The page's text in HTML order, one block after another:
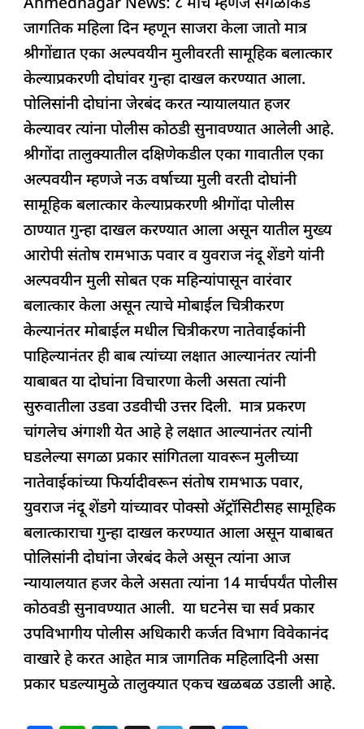
c
e
b
o
o
k
at
s
A
p
p
k
e
dI
n
re
a
d
s
e
g
ra
m
ar
e
Ahmednagar News: ८ मार्च म्हणजे सगळीकडे
जागतिक महिला दिन म्हणून साजरा केला जातो मात्र
श्रीगोंद्यात एका अल्पवयीन मुलीवरती सामूहिक बलात्कार
केल्याप्रकरणी दोघांवर गुन्हा दाखल करण्यात आला.
पोलिसांनी दोघांना जेरबंद करत न्यायालयात हजर
केल्यावर त्यांना पोलीस कोठडी सुनावण्यात आलेली आहे.
श्रीगोंदा तालुक्यातील दक्षिणेकडील एका गावातील एका
अल्पवयीन म्हणजे नऊ वर्षाच्या मुली वरती दोघांनी
सामूहिक बलात्कार केल्याप्रकरणी श्रीगोंदा पोलीस
ठाण्यात गुन्हा दाखल करण्यात आला असून यातील मुख्य
आरोपी संतोष रामभाऊ पवार व युवराज नंदू शेंडगे यांनी
अल्पवयीन मुली सोबत एक महिन्यांपासून वारंवार
बलात्कार केला असून त्याचे मोबाईल चित्रीकरण
केल्यानंतर मोबाईल मधील चित्रीकरण नातेवाईकांनी
पाहिल्यानंतर ही बाब त्यांच्या लक्षात आल्यानंतर त्यांनी
याबाबत या दोघांना विचारणा केली असता त्यांनी
सुरुवातीला उडवा उडवीची उत्तर दिली. मात्र प्रकरण
चांगलेच अंगाशी येत आहे हे लक्षात आल्यानंतर त्यांनी
घडलेल्या सगळा प्रकार सांगितला यावरून मुलीच्या
नातेवाईकांच्या फिर्यादीवरून संतोष रामभाऊ पवार,
युवराज नंदू शेंडगे यांच्यावर पोक्सो ॲट्रॉसिटीसह सामूहिक
बलात्काराचा गुन्हा दाखल करण्यात आला असून याबाबत
पोलिसांनी दोघांना जेरबंद केले असून त्यांना आज
न्यायालयात हजर केले असता त्यांना 14 मार्चपर्यंत पोलीस
कोठवडी सुनावण्यात आली. या घटनेस चा सर्व प्रकार
उपविभागीय पोलीस अधिकारी कर्जत विभाग विवेकानंद
वाखारे हे करत आहेत मात्र जागतिक महिलादिनी असा
प्रकार घडल्यामुळे तालुक्यात एकच खळबळ उडाली आहे.